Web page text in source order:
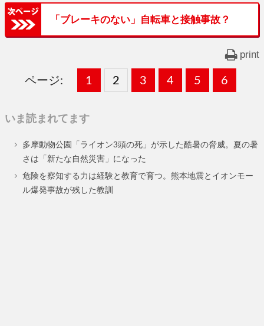
「ブレーキのない」自転車と接触事故？
print
ページ:
固
ー
ジ
1 ,
固
ー
ジ
2 ,
固
ー
ジ
3 ,
固
ー
ジ
4 ,
固
ー
ジ
5 ,
固
ー
ジ
6
いま読まれてます
多摩動物公園「ライオン3頭の死」が示した酷暑の脅威。夏の暑
さは「新たな自然災害」になった
危険を察知する力は経験と教育で育つ。熊本地震とイオンモー
ル爆発事故が残した教訓